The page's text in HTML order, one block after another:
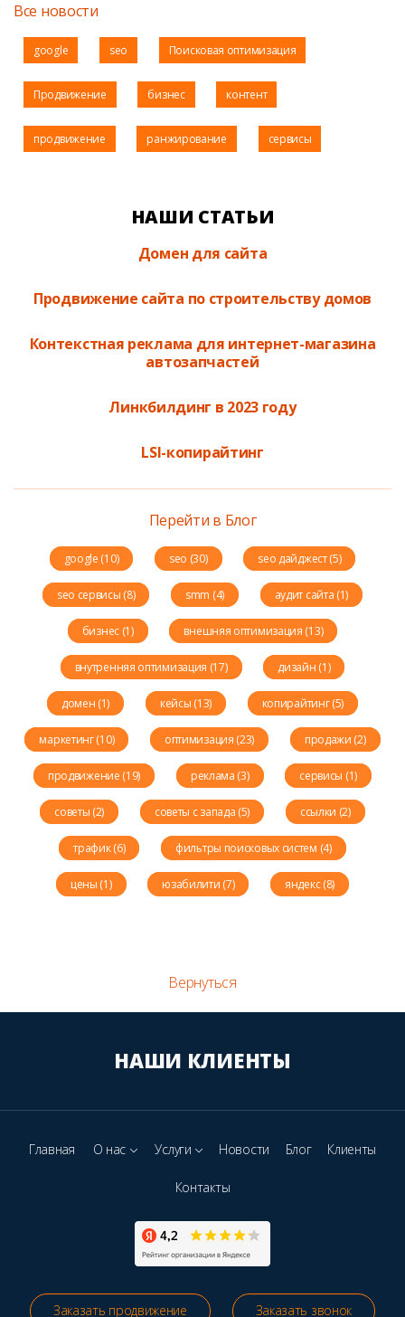
Все новости
google seo Поисковая оптимизация
Продвижение бизнес контент
продвижение ранжирование сервисы
НАШИ СТАТЬИ
Домен для сайта
Продвижение сайта по строительству домов
Контекстная реклама для интернет-магазина
автозапчастей
Линкбилдинг в 2023 году
LSI-копирайтинг
Перейти в Блог
google (10) seo (30) seo дайджест (5)
seo сервисы (8) smm (4) аудит сайта (1)
бизнес (1) внешняя оптимизация (13)
внутренняя оптимизация (17) дизайн (1)
домен (1) кейсы (13) копирайтинг (5)
маркетинг (10) оптимизация (23) продажи (2)
продвижение (19) реклама (3) сервисы (1)
советы (2) советы с запада (5) ссылки (2)
трафик (6) фильтры поисковых систем (4)
цены (1) юзабилити (7) яндекс (8)
Вернуться
НАШИ КЛИЕНТЫ
Главная О нас Услуги Новости Блог Клиенты
Контакты
Заказать продвижение Заказать звонок